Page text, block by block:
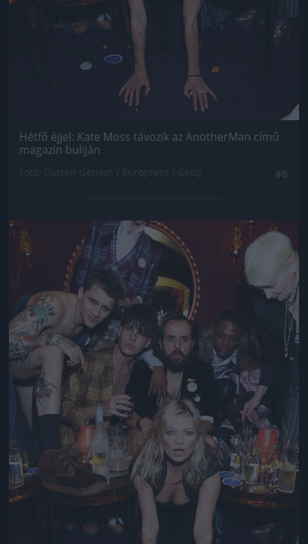
Hétfő éjjel: Kate Moss távozik az AnotherMan című
magazin buliján
Jön még kép!